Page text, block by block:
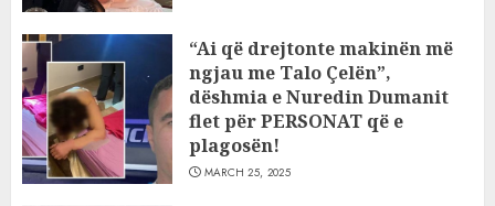
“Ai që drejtonte makinën më
ngjau me Talo Çelën”,
dëshmia e Nuredin Dumanit
flet për PERSONAT që e
plagosën!
MARCH 25, 2025